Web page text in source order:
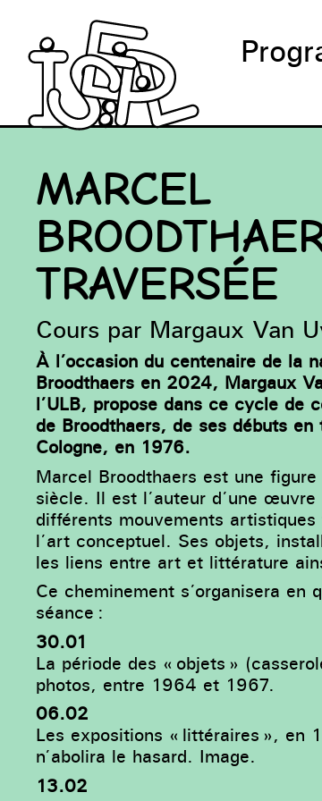
MARCEL
TRAVERSÉE
Cours par Margaux Van
À l’occasion du centenaire de la
Broodthaers en 2024, Margaux
l’ULB, propose dans ce cycle de
de Broodthaers, de ses débuts
Cologne, en 1976.
Marcel Broodthaers est une
siècle. Il est l’auteur d’une
différents mouvements
l’art conceptuel. Ses objets,
les liens entre art et littérature
Ce cheminement s’organisera en
séance :
30.01
La période des « objets »
photos, entre 1964 et 1967.
06.02
Les expositions « littéraires », en
n’abolira le hasard. Image.
13.02